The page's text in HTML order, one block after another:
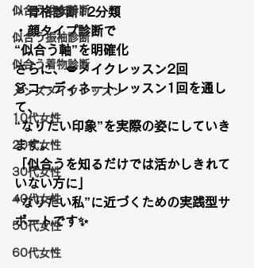
似合う浴衣診断
似合う振袖診断
似合う着物診断
メンズメイクレッスン
10代女性
20代女性
30代女性
40代女性
50代女性
60代女性
・骨格診断12分類
・顔タイプ診断で
“似合う軸”を明確化
さらに、💋メイクレッスン2回
👗コーディネートレッスン1回を通し
て、
“なりたい印象”を実際の姿にしていき
ます。
「似合うを知るだけでは活かしきれて
いない方に」
“なりたい私”に近づくための実践型サ
ポートです✨